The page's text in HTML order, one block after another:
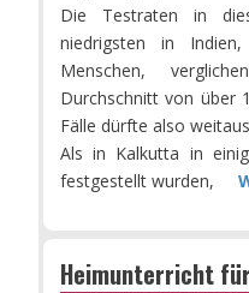
Die Testraten in
niedrigsten in
Menschen,
Durchschnitt von über
Fälle dürfte also
Als in Kalkutta in
festgestellt wurden,
Heimunterricht